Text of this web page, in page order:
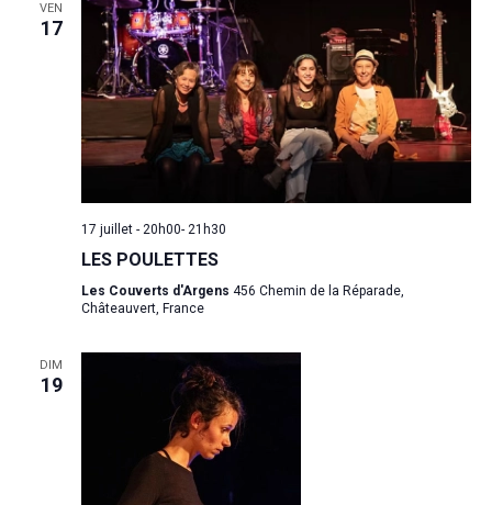
VEN
17
17 juillet - 20h00- 21h30
LES POULETTES
Les Couverts d'Argens 456 Chemin de la Réparade,
Châteauvert, France
DIM
19